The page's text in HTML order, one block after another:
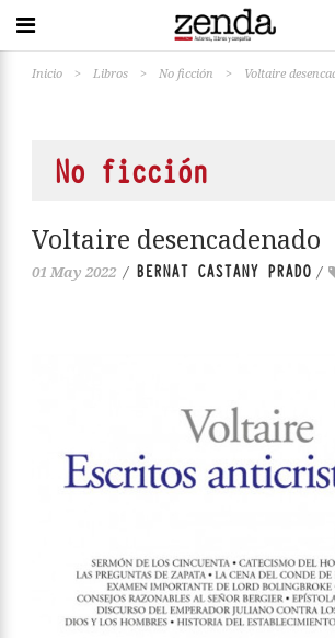
Inicio > Libros > No ficción > Voltaire
No ficción
Voltaire desencadenado
01 May 2022 / BERNAT CASTANY PRADO /